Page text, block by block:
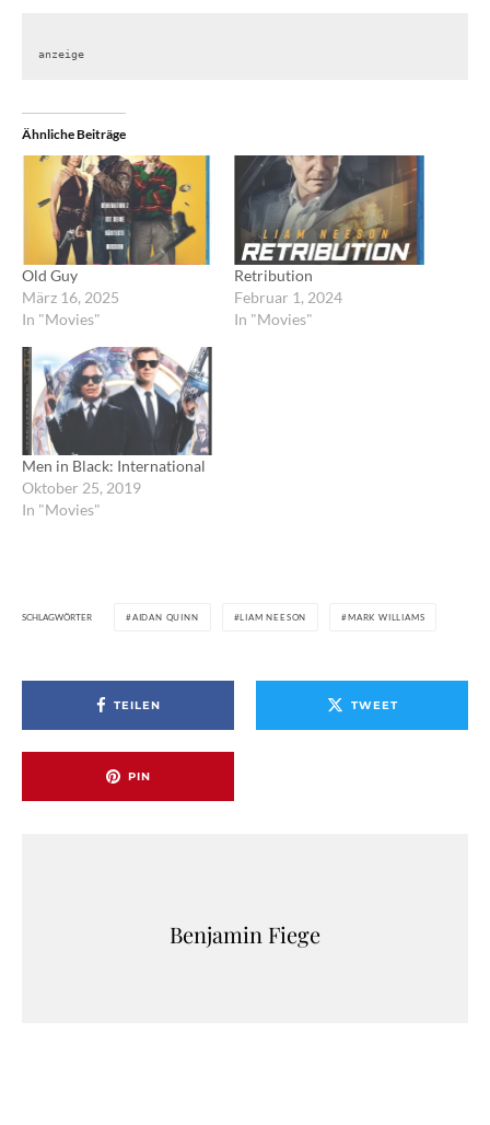
anzeige
Ähnliche Beiträge
Old Guy
März 16, 2025
In "Movies"
Retribution
Februar 1, 2024
In "Movies"
Men in Black: International
Oktober 25, 2019
In "Movies"
SCHLAGWÖRTER AIDAN QUINN LIAM NEESON MARK WILLIAMS
TEILEN TWEET
PIN
Benjamin Fiege